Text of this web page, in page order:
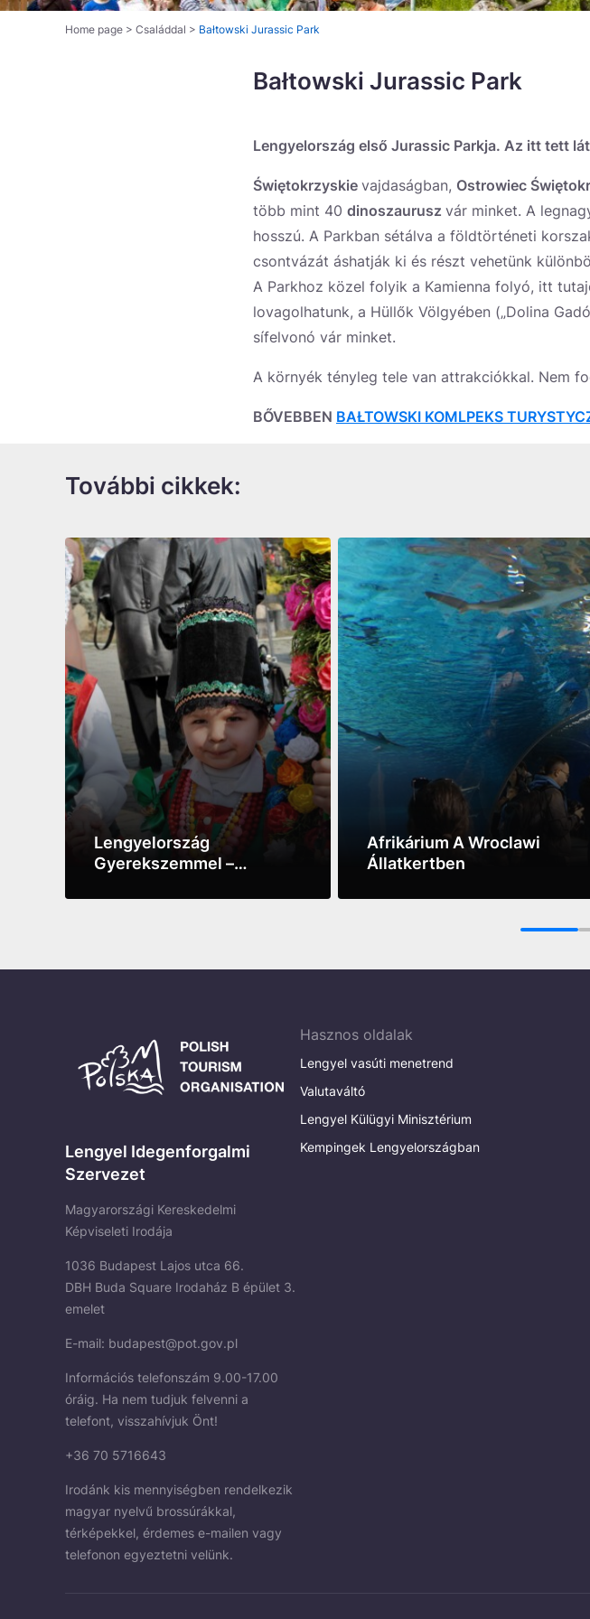
Home page > Családdal > Bałtowski Jurassic Park
Bałtowski Jurassic Park
Lengyelország első Jurassic Parkja. Az itt tett
Świętokrzyskie vajdaságban, Ostrowiec
több mint 40 dinoszaurusz vár minket. A
hosszú. A Parkban sétálva a földtörténeti
csontvázát áshatják ki és részt vehetünk
A Parkhoz közel folyik a Kamienna folyó, itt
lovagolhatunk, a Hüllők Völgyében („Dolina
sífelvonó vár minket.
A környék tényleg tele van attrakciókkal. Nem
BŐVEBBEN BAŁTOWSKI KOMLPEKS
További cikkek:
Lengyelország
Gyerekszemmel –
Kicsiknek
See more
Afrikárium A Wroclawi
Állatkertben
See more
1
Lengyel Idegenforgalmi
Szervezet
Magyarországi Kereskedelmi
Képviseleti Irodája
1036 Budapest Lajos utca 66.
DBH Buda Square Irodaház B épület 3.
emelet
E-mail: budapest@pot.gov.pl
Információs telefonszám 9.00-17.00
óráig. Ha nem tudjuk felvenni a
telefont, visszahívjuk Önt!
+36 70 5716643
Irodánk kis mennyiségben rendelkezik
magyar nyelvű brossúrákkal,
térképekkel, érdemes e-mailen vagy
telefonon egyeztetni velünk.
Hasznos oldalak
Lengyel vasúti menetrend
Valutaváltó
Lengyel Külügyi Minisztérium
Kempingek Lengyelországban